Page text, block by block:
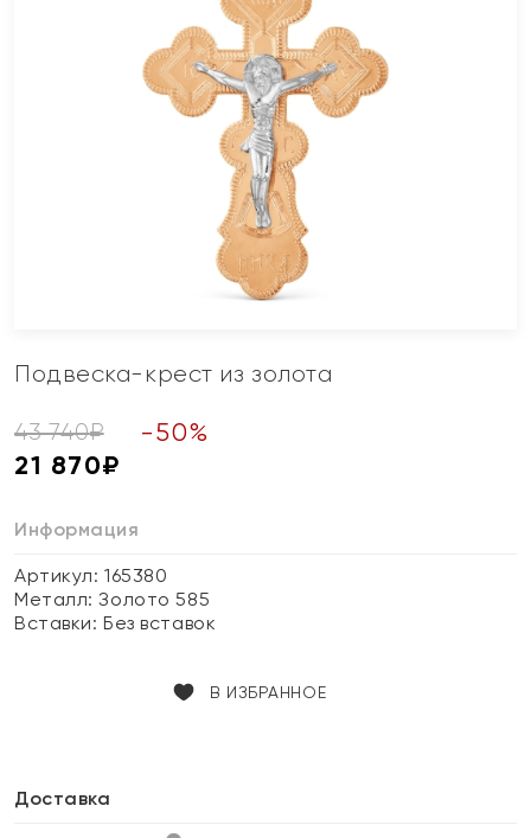
Подвеска-крест из золота
43 740₽ -50%
21 870₽
Информация
Артикул: 165380
Металл:Золото 585
Вставки:Без вставок
В ИЗБРАННОЕ
Доставка